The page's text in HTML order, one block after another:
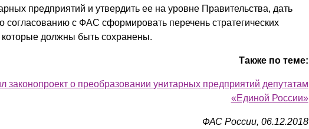
предприятий и утвердить ее на уровне Правительства, дать
согласованию с ФАС сформировать перечень стратегических
должны быть сохранены.
Также по теме:
законопроект о преобразовании унитарных предприятий депутатам
«Единой России»
ФАС России, 06.12.2018